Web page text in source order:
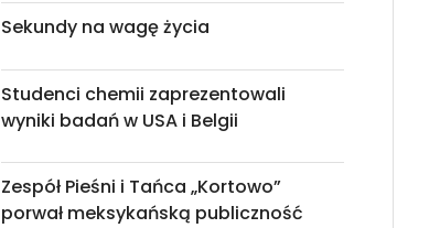
Sekundy na wagę życia
Studenci chemii zaprezentowali
wyniki badań w USA i Belgii
Zespół Pieśni i Tańca „Kortowo”
porwał meksykańską publiczność